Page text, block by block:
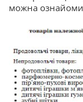
можна